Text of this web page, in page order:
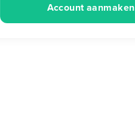
Account aanmaken